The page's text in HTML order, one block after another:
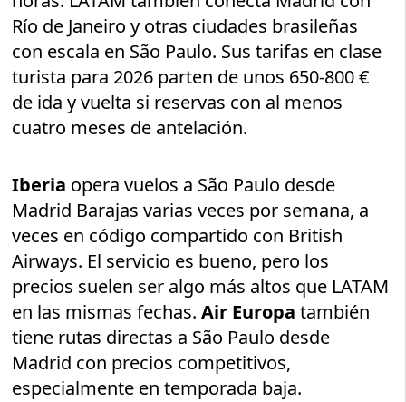
Río de Janeiro y otras ciudades brasileñas
con escala en São Paulo. Sus tarifas en clase
turista para 2026 parten de unos 650-800 €
de ida y vuelta si reservas con al menos
cuatro meses de antelación.
Iberia opera vuelos a São Paulo desde
Madrid Barajas varias veces por semana, a
veces en código compartido con British
Airways. El servicio es bueno, pero los
precios suelen ser algo más altos que LATAM
en las mismas fechas.Air Europa también
tiene rutas directas a São Paulo desde
Madrid con precios competitivos,
especialmente en temporada baja.